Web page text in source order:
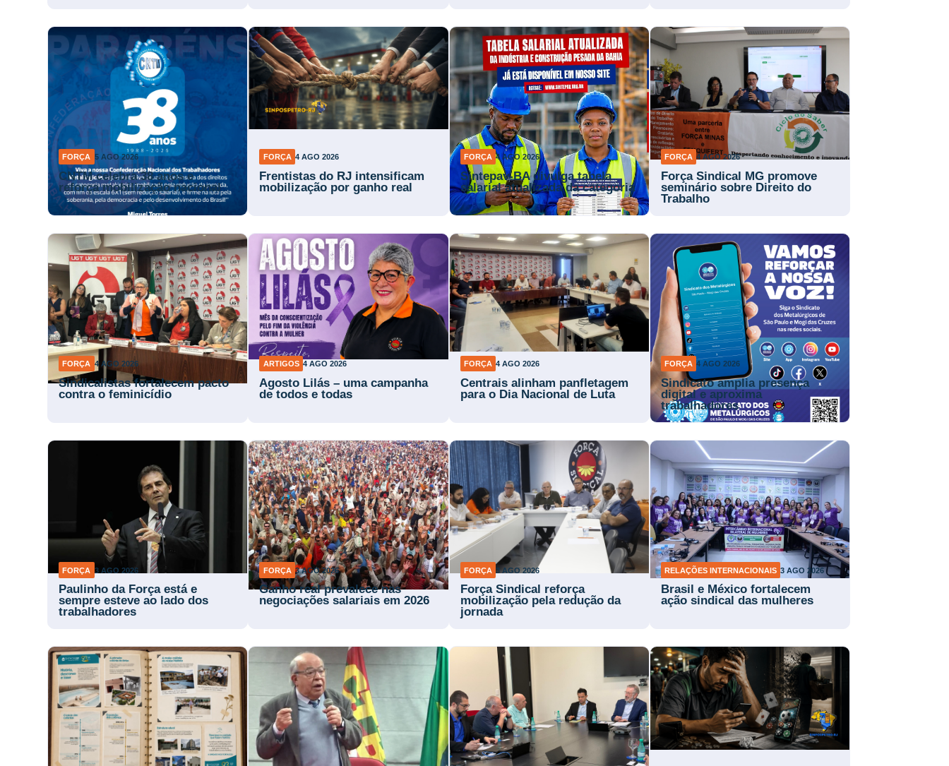
FORÇA 5 AGO 2026
CNTM celebra 38 anos e
reforça mobilização nacional
FORÇA 4 AGO 2026
Frentistas do RJ intensificam
mobilização por ganho real
FORÇA 4 AGO 2026
Sintepav-BA divulga tabela
salarial atualizada da categoria
FORÇA 4 AGO 2026
Força Sindical MG promove
seminário sobre Direito do
Trabalho
FORÇA 4 AGO 2026
Sindicalistas fortalecem pacto
contra o feminicídio
ARTIGOS 4 AGO 2026
Agosto Lilás – uma campanha
de todos e todas
FORÇA 4 AGO 2026
Centrais alinham panfletagem
para o Dia Nacional de Luta
FORÇA 4 AGO 2026
Sindicato amplia presença
digital e aproxima
trabalhadores
FORÇA 3 AGO 2026
Paulinho da Força está e
sempre esteve ao lado dos
trabalhadores
FORÇA 3 AGO 2026
Ganho real prevalece nas
negociações salariais em 2026
FORÇA 3 AGO 2026
Força Sindical reforça
mobilização pela redução da
jornada
RELAÇÕES INTERNACIONAIS 3 AGO 2026
Brasil e México fortalecem
ação sindical das mulheres